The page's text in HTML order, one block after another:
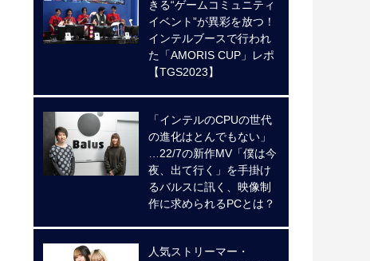
きる“ゲームコミュニティ
イベント”が異彩を放つ！
インテルブースで行われ
た「AMORIS CUP」レポ
【TGS2023】
「インテルのCPUの世代
の進化はとんでもない」
…22/7の新作MV「僕は今
夜、出て行く」を手掛け
るバルスに訊く、映像制
作に求められるPCとは？
人気ストリーマー・